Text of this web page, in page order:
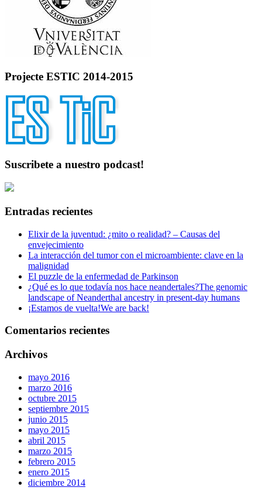
Projecte ESTIC 2014-2015
Suscribete a nuestro podcast!
Entradas recientes
Elixir de la juventud: ¿mito o realidad? – Causas del
envejecimiento
La interacción del tumor con el microambiente: clave en la
malignidad
El puzzle de la enfermedad de Parkinson
¿Qué es lo que todavía nos hace neandertales?The genomic
landscape of Neanderthal ancestry in present-day humans
¡Estamos de vuelta!We are back!
Comentarios recientes
Archivos
mayo 2016
marzo 2016
octubre 2015
septiembre 2015
junio 2015
mayo 2015
abril 2015
marzo 2015
febrero 2015
enero 2015
diciembre 2014